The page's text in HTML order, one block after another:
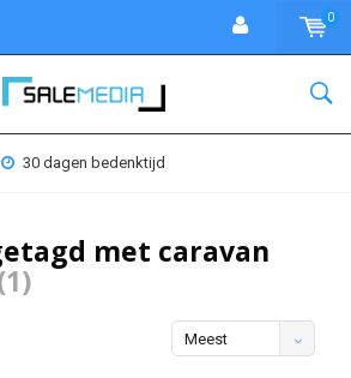
0
30 dagen bedenktijd
met caravan
Meest